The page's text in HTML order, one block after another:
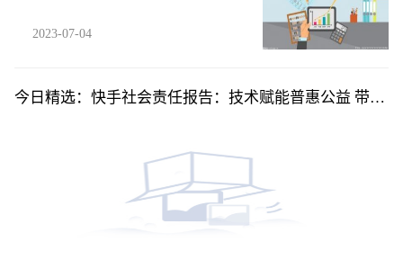
2023-07-04
今日精选：快手社会责任报告：技术赋能普惠公益 带动